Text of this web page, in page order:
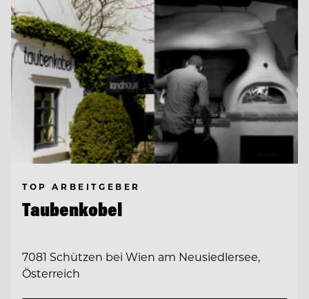
TOP ARBEITGEBER
Taubenkobel
7081 Schützen bei Wien am Neusiedlersee,
Österreich